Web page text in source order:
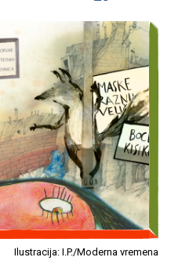
Ilustracija: I.P./Moderna vremena